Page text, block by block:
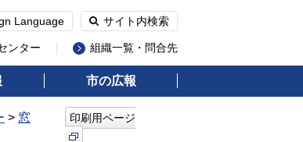
Language サイト内検索
ンター 組織一覧・問合先
市の広報
> 窓
印刷用ページ